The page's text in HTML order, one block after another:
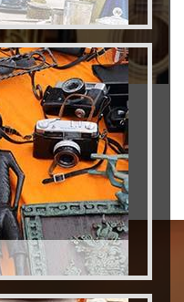
musique 79
79